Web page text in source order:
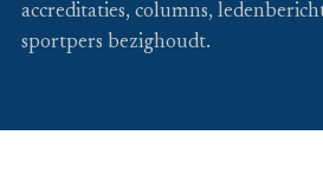
accreditaties, columns,
sportpers bezighoudt.